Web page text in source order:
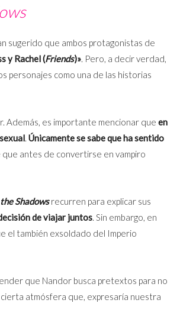
sugerido que ambos protagonistas de
y Rachel (Friends)». Pero, a decir verdad,
como una de las historias
Además, es importante mencionar que en
. Únicamente se sabe que ha sentido
antes de convertirse en vampiro
Shadowsrecurren para explicar sus
de viajar juntos. Sin embargo, en
el también exsoldado del Imperio
que Nandor busca pretextos para no
atmósfera que, expresaría nuestra